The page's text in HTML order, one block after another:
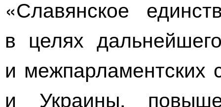
«Славянское
в целях
и межпарламентских
и Украины,